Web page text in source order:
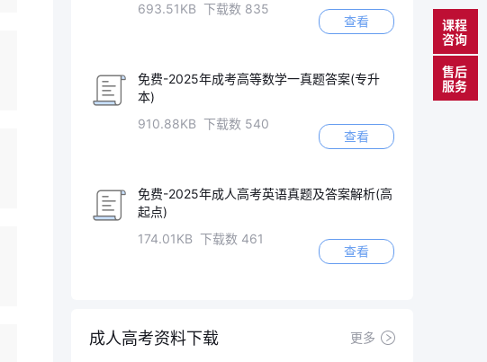
693.51KB 下载数 835
查看
免费-2025年成考高等数学一真题答案(专升
本)
910.88KB 下载数 540
查看
免费-2025年成人高考英语真题及答案解析(高
起点)
174.01KB 下载数 461
查看
成人高考资料下载 更多
课程
咨询
售后
服务